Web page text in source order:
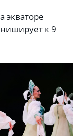
экваторе
к 9